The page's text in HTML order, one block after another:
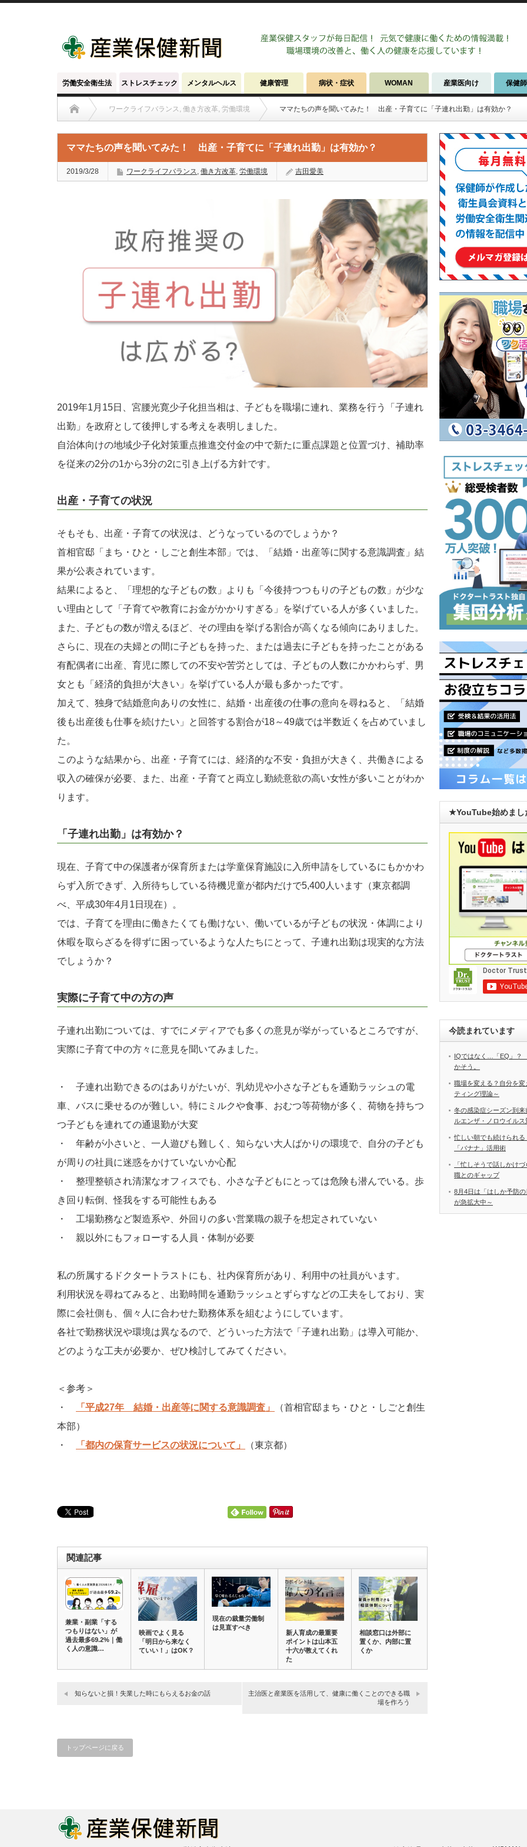
労働安全衛生法 ストレスチェック メンタルヘルス 健康管理 病状・症状 WOMAN 産業医向け 保健
ワークライフバランス, 働き方改革, 労働環境 ママたちの声を聞いてみた！ 出産・子育てに「子連れ出勤」は有効か？
ママたちの声を聞いてみた！ 出産・子育てに「子連れ出勤」は有効か？
2019/3/28 ワークライフバランス, 働き方改革, 労働環境 吉田愛美
2019年1月15日、宮腰光寛少子化担当相は、子どもを職場に連れ、業務を行う「子連れ
出勤」を政府として後押しする考えを表明しました。
自治体向けの地域少子化対策重点推進交付金の中で新たに重点課題と位置づけ、補助率
を従来の2分の1から3分の2に引き上げる方針です。
出産・子育ての状況
そもそも、出産・子育ての状況は、どうなっているのでしょうか？
首相官邸「まち・ひと・しごと創生本部」では、「結婚・出産等に関する意識調査」結
果が公表されています。
結果によると、「理想的な子どもの数」よりも「今後持つつもりの子どもの数」が少な
い理由として「子育てや教育にお金がかかりすぎる」を挙げている人が多くいました。
また、子どもの数が増えるほど、その理由を挙げる割合が高くなる傾向にありました。
さらに、現在の夫婦との間に子どもを持った、または過去に子どもを持ったことがある
有配偶者に出産、育児に際しての不安や苦労としては、子どもの人数にかかわらず、男
女とも「経済的負担が大きい」を挙げている人が最も多かったです。
加えて、独身で結婚意向ありの女性に、結婚・出産後の仕事の意向を尋ねると、「結婚
後も出産後も仕事を続けたい」と回答する割合が18～49歳では半数近くを占めていまし
た。
このような結果から、出産・子育てには、経済的な不安・負担が大きく、共働きによる
収入の確保が必要、また、出産・子育てと両立し勤続意欲の高い女性が多いことがわか
ります。
「子連れ出勤」は有効か？
現在、子育て中の保護者が保育所または学童保育施設に入所申請をしているにもかかわ
らず入所できず、入所待ちしている待機児童が都内だけで5,400人います（東京都調
べ、平成30年4月1日現在）。
では、子育てを理由に働きたくても働けない、働いているが子どもの状況・体調により
休暇を取らざるを得ずに困っているような人たちにとって、子連れ出勤は現実的な方法
でしょうか？
実際に子育て中の方の声
子連れ出勤については、すでにメディアでも多くの意見が挙がっているところですが、
実際に子育て中の方々に意見を聞いてみました。
・ 子連れ出勤できるのはありがたいが、乳幼児や小さな子どもを通勤ラッシュの電
車、バスに乗せるのが難しい。特にミルクや食事、おむつ等荷物が多く、荷物を持ちつ
つ子どもを連れての通退勤が大変
・ 年齢が小さいと、一人遊びも難しく、知らない大人ばかりの環境で、自分の子ども
が周りの社員に迷惑をかけていないか心配
・ 整理整頓され清潔なオフィスでも、小さな子どもにとっては危険も潜んでいる。歩
き回り転倒、怪我をする可能性もある
・ 工場勤務など製造系や、外回りの多い営業職の親子を想定されていない
・ 親以外にもフォローする人員・体制が必要
私の所属するドクタートラストにも、社内保育所があり、利用中の社員がいます。
利用状況を尋ねてみると、出勤時間を通勤ラッシュとずらすなどの工夫をしており、実
際に会社側も、個々人に合わせた勤務体系を組むようにしています。
各社で勤務状況や環境は異なるので、どういった方法で「子連れ出勤」は導入可能か、
どのような工夫が必要か、ぜひ検討してみてください。
＜参考＞
・
「平成27年 結婚・出産等に関する意識調査」
（首相官邸まち・ひと・しごと創生
本部）
・
「都内の保育サービスの状況について」 （東京都）
関連記事
兼業・副業「する
つもりはない」が
過去最多69.2%｜働
く人の意識…
映画でよく見る
「明日から来なく
ていい！」はOK？
現在の裁量労働制
は見直すべき
新人育成の最重要
ポイントは山本五
十六が教えてくれ
た
相談窓口は外部に
置くか、内部に置
くか
知らないと損！失業した時にもらえるお金の話
主治医と産業医を活用して、健康に働くことのできる職
場を作ろう
トップページに戻る
★YouTube始めま
今読まれています
IQではなく…「EQ」？
かそう。
職場を変える？自分を
ティング理論～
冬の感染症シーズン到
ルエンザ・ノロウイルス
忙しい朝でも続けられ
「バナナ」活用術
「忙しそうで話しかけ
職とのギャップ
8月4日は「はしか予防
が急拡大中～